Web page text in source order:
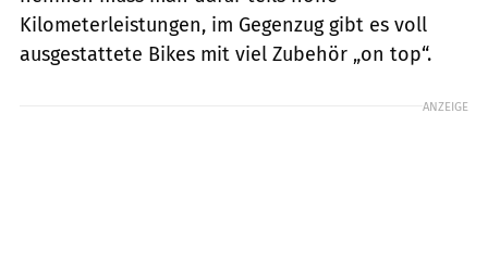
Kilometerleistun­gen, im Gegenzug gibt es voll
ausgestattete Bikes mit viel Zubehör „on top“.
ANZEIGE